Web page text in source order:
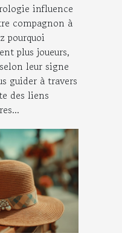
influence
compagnon à
pourquoi
plus joueurs,
leur signe
guider à travers
des liens